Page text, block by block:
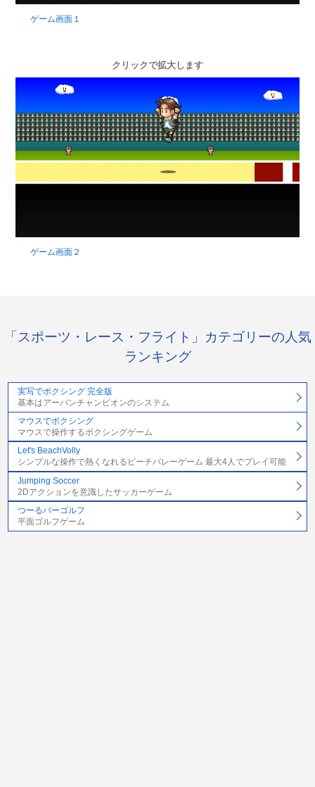
ゲーム画面１
クリックで拡大します
ゲーム画面２
「スポーツ・レース・フライト」カテゴリーの人気
ランキング
実写でボクシング 完全版
基本はアーバンチャンピオンのシステム
マウスでボクシング
マウスで操作するボクシングゲーム
Let's BeachVolly
シンプルな操作で熱くなれるビーチバレーゲーム 最大4人でプレイ可能
Jumping Soccer
2Dアクションを意識したサッカーゲーム
つーるバーゴルフ
平面ゴルフゲーム